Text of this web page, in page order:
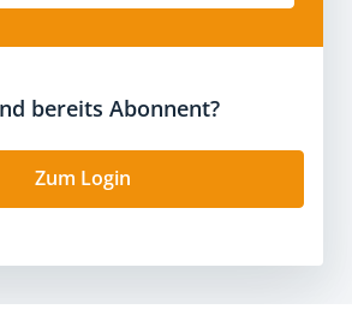
bereits Abonnent?
Zum Login